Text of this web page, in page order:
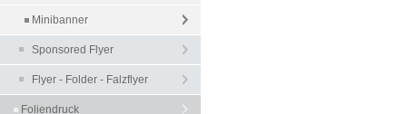
Minibanner
Sponsored Flyer
Flyer - Folder - Falzflyer
Foliendruck